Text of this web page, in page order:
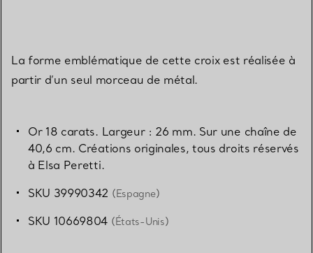
La forme emblématique de cette croix est réalisée à
partir d’un seul morceau de métal.
Or 18 carats. Largeur : 26 mm. Sur une chaîne de
40,6 cm. Créations originales, tous droits réservés
à Elsa Peretti.
SKU 39990342 (Espagne)
SKU 10669804 (États-Unis)